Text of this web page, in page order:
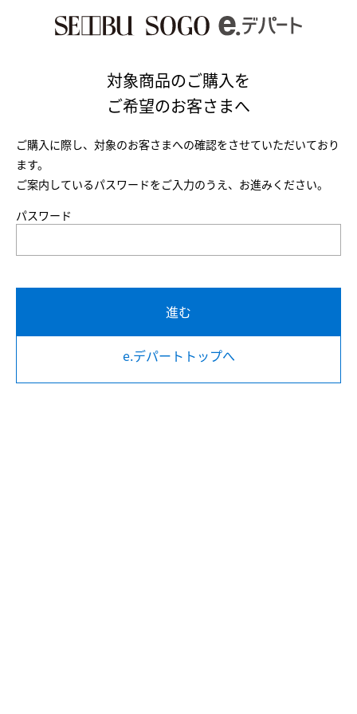
対象商品のご購入を
ご希望のお客さまへ
ご購入に際し、対象のお客さまへの確認をさせていただいており
ます。
ご案内しているパスワードをご入力のうえ、お進みください。
パスワード
進む
e.デパートトップへ